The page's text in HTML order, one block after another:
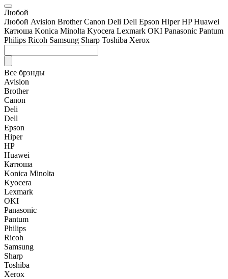
Любой
Любой Avision Brother Canon Deli Dell Epson Hiper HP Huawei
Катюша Konica Minolta Kyocera Lexmark OKI Panasonic Pantum
Philips Ricoh Samsung Sharp Toshiba Xerox
Все брэнды
Avision
Brother
Canon
Deli
Dell
Epson
Hiper
HP
Huawei
Катюша
Konica Minolta
Kyocera
Lexmark
OKI
Panasonic
Pantum
Philips
Ricoh
Samsung
Sharp
Toshiba
Xerox